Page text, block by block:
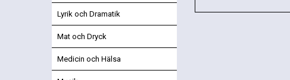
Lyrik och Dramatik
Mat och Dryck
Medicin och Hälsa